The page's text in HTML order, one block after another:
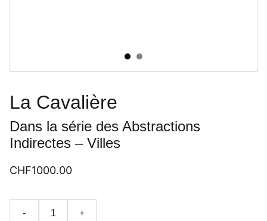
La Cavalière
Dans la série des Abstractions
Indirectes – Villes
CHF1000.00
- +